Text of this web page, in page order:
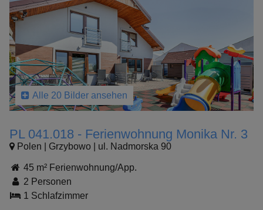
Alle 20 Bilder ansehen
PL 041.018 - Ferienwohnung Monika Nr. 3
Polen | Grzybowo | ul. Nadmorska 90
45 m² Ferienwohnung/App.
2 Personen
1 Schlafzimmer